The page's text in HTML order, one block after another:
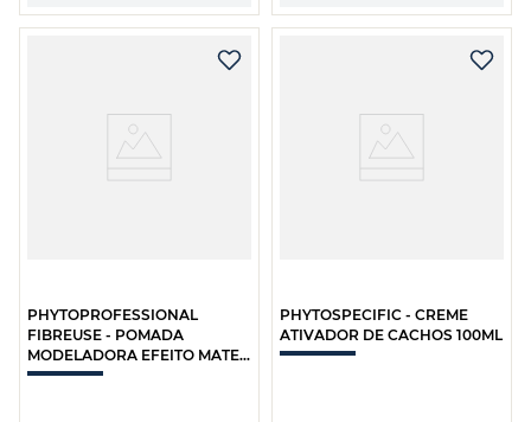
PHYTOPROFESSIONAL
FIBREUSE - POMADA
MODELADORA EFEITO MATE
75ML
PHYTOSPECIFIC - CREME
ATIVADOR DE CACHOS 100ML